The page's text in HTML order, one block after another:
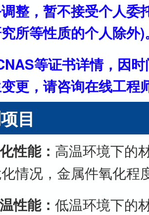
整，暂不接受个人委
所等性质的个人除外)
等证书详情，因
更，请咨询在线工程
目
性能： 高温环境下的
情况，金属件氧化程
性能：低温环境下的